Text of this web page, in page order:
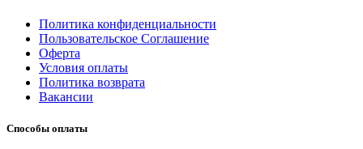
Политика конфиденциальности
Пользовательское Соглашение
Оферта
Условия оплаты
Политика возврата
Вакансии
Способы оплаты